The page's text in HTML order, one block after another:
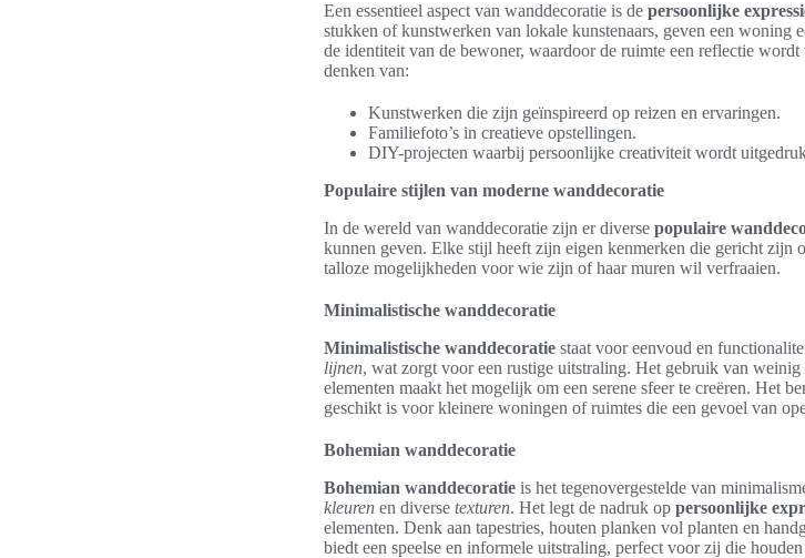
Een essentieel aspect van wanddecoratie is de persoonlijke
stukken of kunstwerken van lokale kunstenaars, geven een woning
de identiteit van de bewoner, waardoor de ruimte een reflectie
denken van:
Kunstwerken die zijn geïnspireerd op reizen en ervaringen.
Familiefoto’s in creatieve opstellingen.
DIY-projecten waarbij persoonlijke creativiteit wordt
Populaire stijlen van moderne wanddecoratie
In de wereld van wanddecoratie zijn er diverse populaire
kunnen geven. Elke stijl heeft zijn eigen kenmerken die gericht zijn
talloze mogelijkheden voor wie zijn of haar muren wil verfraaien.
Minimalistische wanddecoratie
Minimalistische wanddecoratie staat voor eenvoud en
lijnen, wat zorgt voor een rustige uitstraling. Het gebruik van
elementen maakt het mogelijk om een serene sfeer te creëren. Het
geschikt is voor kleinere woningen of ruimtes die een gevoel van
Bohemian wanddecoratie
Bohemian wanddecoratie is het tegenovergestelde van
kleuren en diverse texturen. Het legt de nadruk op persoonlijke
elementen. Denk aan tapestries, houten planken vol planten en
biedt een speelse en informele uitstraling, perfect voor zij die